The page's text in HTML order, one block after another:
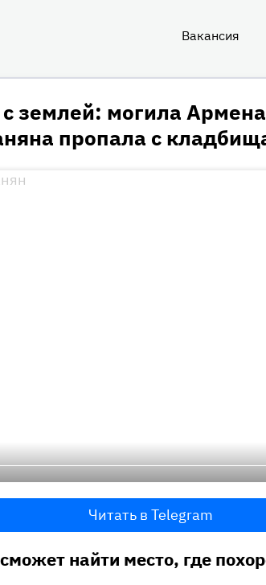
Вакансия
землей: могила Армена
пропала с
Читать в Telegram
найти место, где